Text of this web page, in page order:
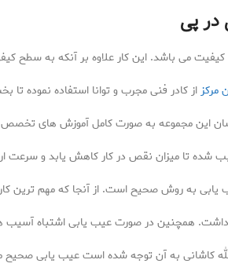
در پی
می باشد. این کار علاوه بر آنکه به سطح
مرکزاز کادر فنی مجرب و توانا استفاده نموده تا
این مجموعه به صورت کامل آموزش های تخصص
شده تا میزان نقص در کار کاهش یابد و سرعت
یابی به روش صحیح است. از آنجا که مهم ترین
همچنین در صورت عیب یابی اشتباه آسیب
کاشانی به آن توجه شده است عیب یابی صحیح